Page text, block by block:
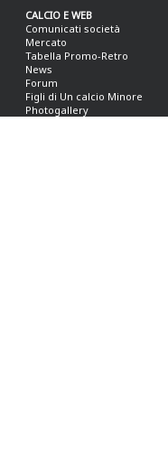
CALCIO E WEB
Comunicati società
Mercato
Tabella Promo-Retro
News
Forum
Figli di Un calcio Minore
Photogallery